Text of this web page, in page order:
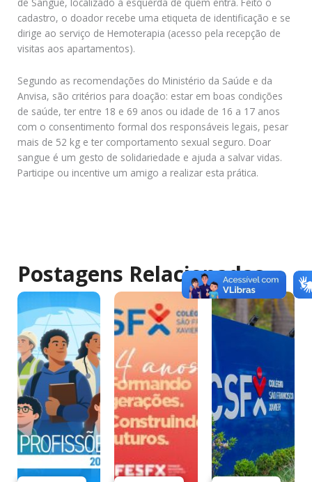
cadastro, o doador recebe uma etiqueta de identificação e se
dirige ao serviço de Hemoterapia (acesso pela recepção de
visitas aos apartamentos).
Segundo as recomendações do Ministério da Saúde e da
Anvisa, são critérios para doação: estar em boas condições
de saúde, ter entre 18 e 69 anos ou idade de 16 a 17 anos
com o consentimento formal dos responsáveis legais, pesar
mais de 52 kg e ter comportamento sexual seguro. Doar
sangue é um gesto de solidariedade e ajuda a salvar vidas.
Participe ou incentive um amigo a realizar esta prática.
Postagens Relacionadas